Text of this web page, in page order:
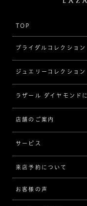
TOP
ブライダルコレクション
婚約指輪（エンゲージ
[素材から選ぶ]
プラチナ
イエローゴールド
コンビネーション
[フォルムから選ぶ]
ジュエリーコレクション
ジュエリーコレクショ
ジュエリー一覧
リング
ネックレス/ペンダント
ピアス/イヤリング
ラザール ダイヤモンド
ラザール ダイヤモン
品質
歴史
企業の取り組み
店舗のご案内
サービス
サービスについて
アフターサービス
来店予約について
お客様の声